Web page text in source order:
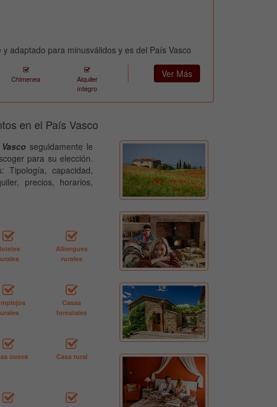
adaptado para minusválidos y es del País Vasco
Chimenea
Alquiler
íntegro
Ver Más
en el País Vasco
seguidamente le
para su elección.
Tipología, capacidad,
precios, horarios,
Albergues
rurales
Casas
forestales
cueva Casa rural